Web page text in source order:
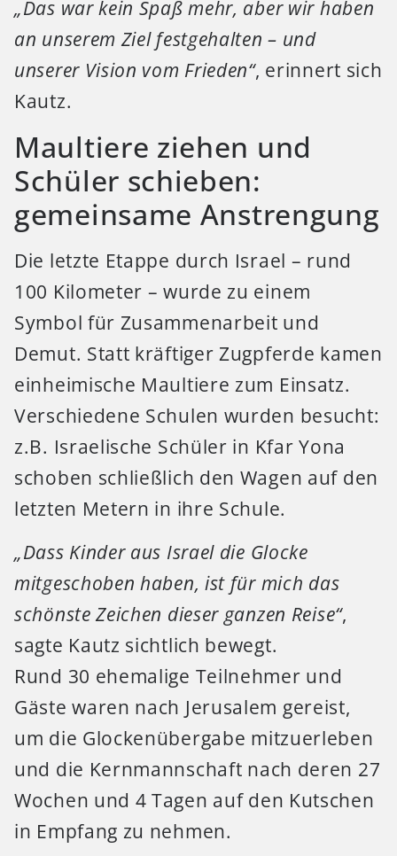
„Das war kein Spaß mehr, aber wir haben
an unserem Ziel festgehalten – und
unserer Vision vom Frieden“, erinnert sich
Kautz.
Maultiere ziehen und
Schüler schieben:
gemeinsame Anstrengung
Die letzte Etappe durch Israel – rund
100 Kilometer – wurde zu einem
Symbol für Zusammenarbeit und
Demut. Statt kräftiger Zugpferde kamen
einheimische Maultiere zum Einsatz.
Verschiedene Schulen wurden besucht:
z.B. Israelische Schüler in Kfar Yona
schoben schließlich den Wagen auf den
letzten Metern in ihre Schule.
„Dass Kinder aus Israel die Glocke
mitgeschoben haben, ist für mich das
schönste Zeichen dieser ganzen Reise“,
sagte Kautz sichtlich bewegt.
Rund 30 ehemalige Teilnehmer und
Gäste waren nach Jerusalem gereist,
um die Glockenübergabe mitzuerleben
und die Kernmannschaft nach deren 27
Wochen und 4 Tagen auf den Kutschen
in Empfang zu nehmen.